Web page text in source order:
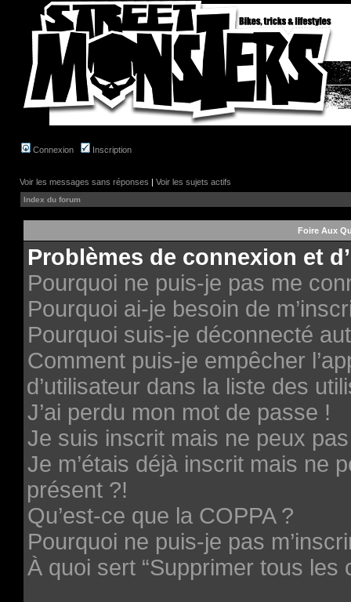
Connexion Inscription
Voir les messages sans réponses | Voir les sujets actifs
Index du forum
Foire Aux
Problèmes de connexion et
Pourquoi ne puis-je pas me
Pourquoi ai-je besoin de
Pourquoi suis-je déconnecté
Comment puis-je empêcher
d’utilisateur dans la liste des
J’ai perdu mon mot de passe !
Je suis inscrit mais ne peux
Je m’étais déjà inscrit mais ne
présent ?!
Qu’est-ce que la COPPA ?
Pourquoi ne puis-je pas
À quoi sert “Supprimer tous les